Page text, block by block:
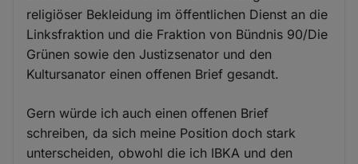
religiöser Bekleidung im öffentlichen Dienst an die
Linksfraktion und die Fraktion von Bündnis 90/Die
Grünen sowie den Justizsenator und den
Kultursanator einen offenen Brief gesandt.
Gern würde ich auch einen offenen Brief
schreiben, da sich meine Position doch stark
unterscheiden, obwohl die ich IBKA und den